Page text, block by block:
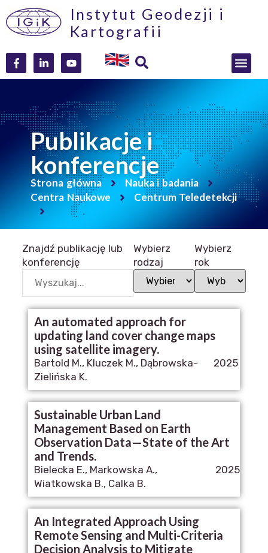
Instytut Geodezji i
Kartografii
Publikacje i
konferencje
Strona główna
Nauka i badania
Centra Naukowe
Centrum Teledetekcji
Znajdź publikację lub
konferencję
Wybierz
rodzaj
Wybierz
rok
An automated approach for
updating land cover change maps
using satellite imagery.
Bartold M., Kluczek M., Dąbrowska-
Zielińska K.
2025
Sustainable Urban Land
Management Based on Earth
Observation Data—State of the Art
and Trends.
Bielecka E., Markowska A.,
Wiatkowska B., Calka B.
2025
An Integrated Approach Using
Remote Sensing and Multi-Criteria
Decision Analysis to Mitigate